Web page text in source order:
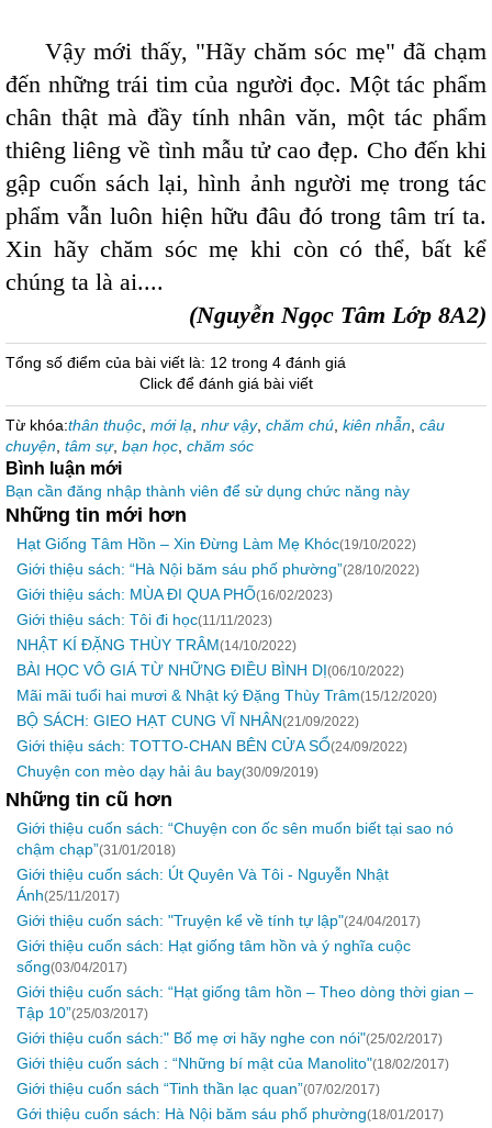
Vậy mới thấy, "Hãy chăm sóc mẹ" đã chạm
đến những trái tim của người đọc. Một tác phẩm
chân thật mà đầy tính nhân văn, một tác phẩm
thiêng liêng về tình mẫu tử cao đẹp. Cho đến khi
gập cuốn sách lại, hình ảnh người mẹ trong tác
phẩm vẫn luôn hiện hữu đâu đó trong tâm trí ta.
Xin hãy chăm sóc mẹ khi còn có thể, bất kể
chúng ta là ai....
(Nguyễn Ngọc Tâm Lớp 8A2)
Tổng số điểm của bài viết là: 12 trong 4 đánh giá
Click để đánh giá bài viết
Từ khóa:thân thuộc mới lạ như vậy, chăm chú kiên nhẫn câu
chuyện tâm sự, bạn học chăm sóc
Bình luận mới
Bạn cần đăng nhập thành viên để sử dụng chức năng này
Những tin mới hơn
Hạt Giống Tâm Hồn – Xin Đừng Làm Mẹ Khóc(19/10/2022)
Giới thiệu sách: “Hà Nội băm sáu phố phường”(28/10/2022)
Giới thiệu sách: MÙA ĐI QUA PHỐ(16/02/2023)
Giới thiệu sách: Tôi đi học(11/11/2023)
NHẬT KÍ ĐẶNG THÙY TRÂM(14/10/2022)
BÀI HỌC VÔ GIÁ TỪ NHỮNG ĐIỀU BÌNH DỊ(06/10/2022)
Mãi mãi tuổi hai mươi & Nhật ký Đặng Thùy Trâm(15/12/2020)
BỘ SÁCH: GIEO HẠT CUNG VĨ NHÂN(21/09/2022)
Giới thiệu sách: TOTTO-CHAN BÊN CỬA SỔ(24/09/2022)
Chuyện con mèo dạy hải âu bay(30/09/2019)
Những tin cũ hơn
Giới thiệu cuốn sách: “Chuyện con ốc sên muốn biết tại sao nó
chậm chạp”(31/01/2018)
Giới thiệu cuốn sách: Út Quyên Và Tôi - Nguyễn Nhật
Ánh(25/11/2017)
Giới thiệu cuốn sách: "Truyện kể về tính tự lập"(24/04/2017)
Giới thiệu cuốn sách: Hạt giống tâm hồn và ý nghĩa cuộc
sống(03/04/2017)
Giới thiệu cuốn sách: “Hạt giống tâm hồn – Theo dòng thời gian –
Tập 10”(25/03/2017)
Giới thiệu cuốn sách:" Bố mẹ ơi hãy nghe con nói"(25/02/2017)
Giới thiệu cuốn sách : “Những bí mật của Manolito"(18/02/2017)
Giới thiệu cuốn sách “Tinh thần lạc quan”(07/02/2017)
Gới thiệu cuốn sách: Hà Nội băm sáu phố phường(18/01/2017)